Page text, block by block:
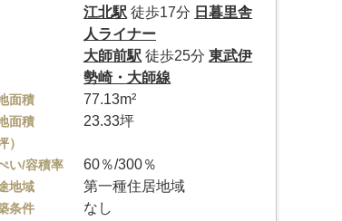
江北駅 徒歩17分 日暮里舎
人ライナー
大師前駅 徒歩25分東武伊
勢崎・大師線
面積 77.13m²
面積
）
23.33坪
い/容積率 60％/300％
地域 第一種住居地域
条件 なし